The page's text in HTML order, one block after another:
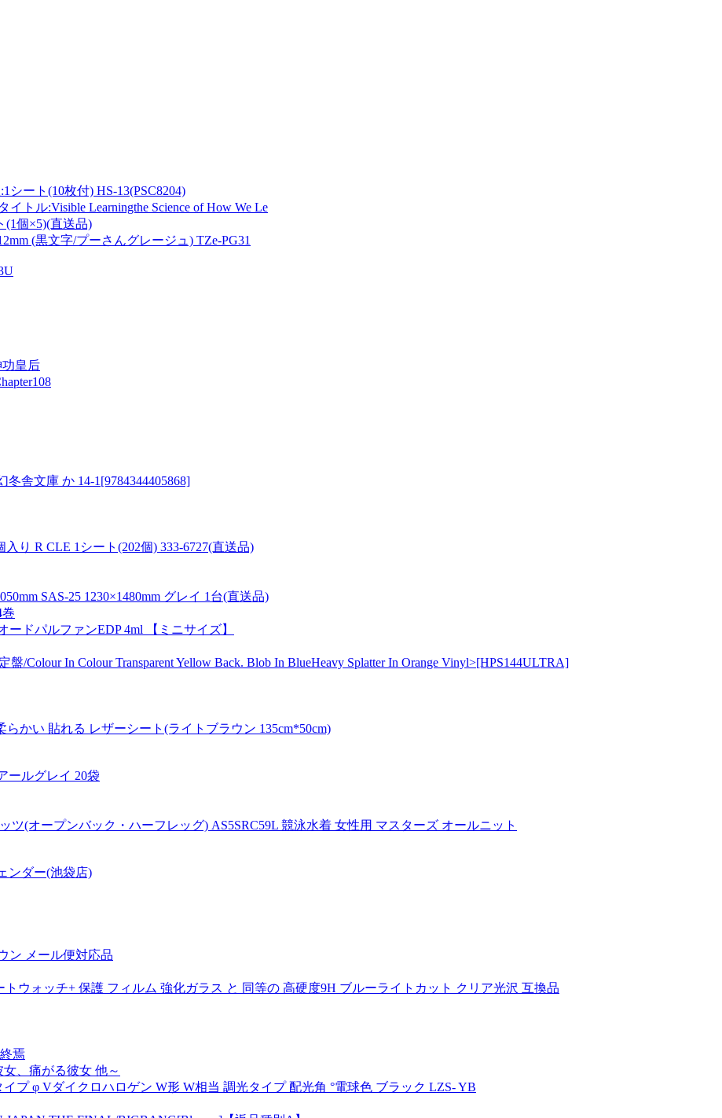
ート(10枚付) HS-13(PSC8204)
トル:Visible Learningthe Science of How We Le
(1個×5)(直送品)
(黒文字/プーさんグレージュ) TZe-PG31
皇后
舎文庫 か 14-1[9784344405868]
り R CLE 1シート(202個) 333-6727(直送品)
SAS-25 1230×1480mm グレイ 1台(直送品)
ドパルファンEDP 4ml 【ミニサイズ】
/Colour In Colour Transparent Yellow Back. Blob In BlueHeavy Splatter In Orange Vinyl>[HPS144ULTRA]
かい 貼れる レザーシート(ライトブラウン 135cm*50cm)
ールグレイ 20袋
(オープンバック・ハーフレッグ) AS5SRC59L 競泳水着 女性用 マスターズ オールニット
ンダー(池袋店)
ン メール便対応品
ウォッチ+ 保護 フィルム 強化ガラス と 同等の 高硬度9H ブルーライトカット クリア光沢 互換品
焉
、痛がる彼女 他～
プ φ Vダイクロハロゲン W形 W相当 調光タイプ 配光角 °電球色 ブラック LZS- YB